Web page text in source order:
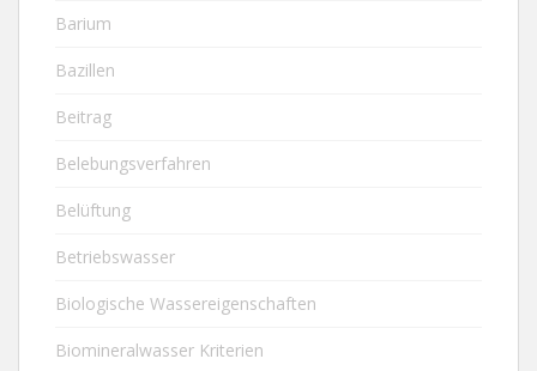
Barium
Bazillen
Beitrag
Belebungsverfahren
Belüftung
Betriebswasser
Biologische Wassereigenschaften
Biomineralwasser Kriterien